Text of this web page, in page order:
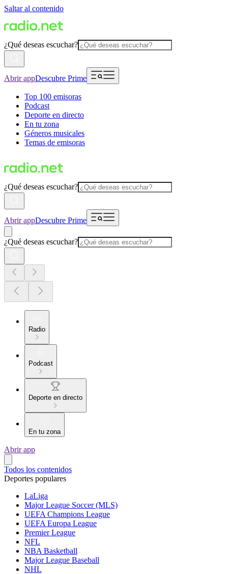
Saltar al contenido
¿Qué deseas escuchar?
Abrir appDescubre Prime
Top 100 emisoras
Podcast
Deporte en directo
En tu zona
Géneros musicales
Temas de emisoras
¿Qué deseas escuchar?
Abrir appDescubre Prime
¿Qué deseas escuchar?
Radio
Podcast
Deporte en directo
En tu zona
Abrir app
Todos los contenidos
Deportes populares
LaLiga
Major League Soccer (MLS)
UEFA Champions League
UEFA Europa League
Premier League
NFL
NBA Basketball
Major League Baseball
NHL